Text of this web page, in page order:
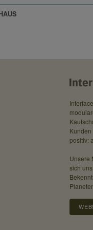
24 horizontale LED-Linien.
positiv:
Unsere
sich